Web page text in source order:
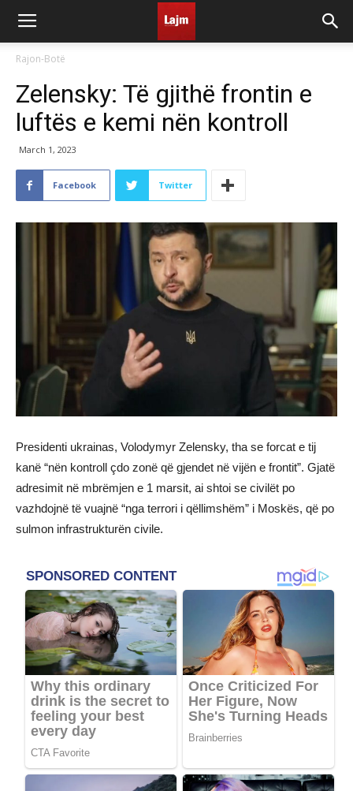
Rajon-Botë
Zelensky: Të gjithë frontin e
luftës e kemi nën kontroll
March 1, 2023
Facebook Twitter
Presidenti ukrainas, Volodymyr Zelensky, tha se forcat e tij
kanë “nën kontroll çdo zonë që gjendet në vijën e frontit”. Gjatë
adresimit në mbrëmjen e 1 marsit, ai shtoi se civilët po
vazhdojnë të vuajnë “nga terrori i qëllimshëm” i Moskës, që po
sulmon infrastrukturën civile.